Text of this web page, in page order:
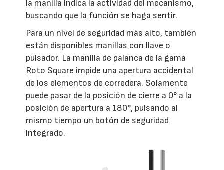
la manilla indica la actividad del mecanismo,
buscando que la función se haga sentir.
Para un nivel de seguridad más alto, también
están disponibles manillas con llave o
pulsador. La manilla de palanca de la gama
Roto Square impide una apertura accidental
de los elementos de corredera. Solamente
puede pasar de la posición de cierre a 0° a la
posición de apertura a 180°, pulsando al
mismo tiempo un botón de seguridad
integrado.